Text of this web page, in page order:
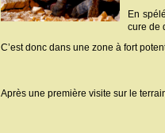
En
cure de
C’est donc dans une zone à fort
Après une première visite sur le